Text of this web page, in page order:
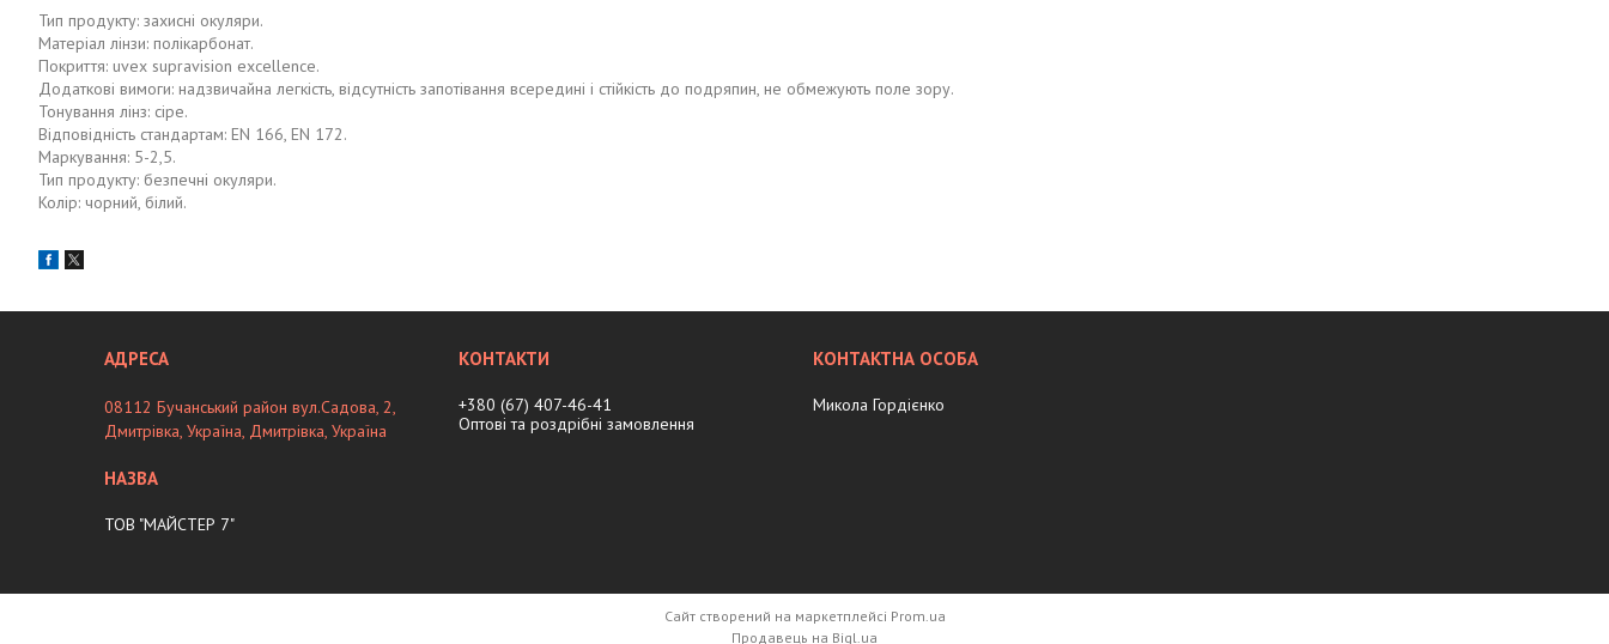
Тип продукту: захисні окуляри.
Матеріал лінзи: полікарбонат.
Покриття: uvex supravision excellence.
Додаткові вимоги: надзвичайна легкість, відсутність запотівання всередині і стійкість до подряпин, не обмежують поле зору.
Тонування лінз: сіре.
Відповідність стандартам: EN 166, EN 172.
Маркування: 5-2,5.
Тип продукту: безпечні окуляри.
Колір: чорний, білий.
08112 Бучанський район вул.Садова, 2,
Дмитрівка, Україна, Дмитрiвка, Україна
ТОВ "МАЙСТЕР 7"
+380 (67) 407-46-41
Оптові та роздрібні замовлення
Микола Гордієнко
Сайт створений на маркетплейсі Prom.ua
Продавець на Bigl.ua